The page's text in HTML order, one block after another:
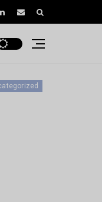
EJECUTIVO DE NEGOCIOS